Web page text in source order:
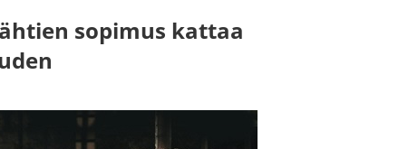
sopimus kattaa